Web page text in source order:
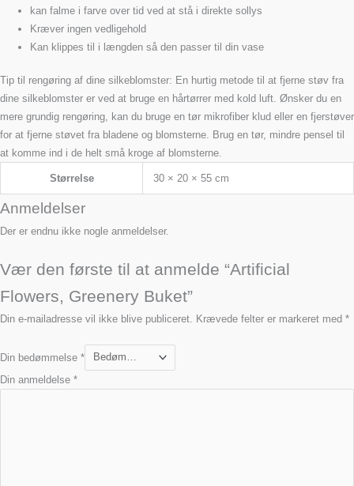
kan falme i farve over tid ved at stå i direkte sollys
Kræver ingen vedligehold
Kan klippes til i længden så den passer til din vase
Tip til rengøring af dine silkeblomster: En hurtig metode til at fjerne støv fra
dine silkeblomster er ved at bruge en hårtørrer med kold luft. Ønsker du en
mere grundig rengøring, kan du bruge en tør mikrofiber klud eller en fjerstøver
for at fjerne støvet fra bladene og blomsterne. Brug en tør, mindre pensel til
at komme ind i de helt små kroge af blomsterne.
Størrelse 30 × 20 × 55 cm
Anmeldelser
Der er endnu ikke nogle anmeldelser.
Vær den første til at anmelde “Artificial
Flowers, Greenery Buket”
Din e-mailadresse vil ikke blive publiceret. Krævede felter er markeret med *
Din bedømmelse *
Din anmeldelse *